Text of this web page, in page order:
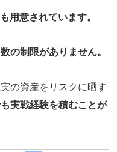
も用意されています。
の制限がありません。
の資産をリスクに晒す
実戦経験を積むことが